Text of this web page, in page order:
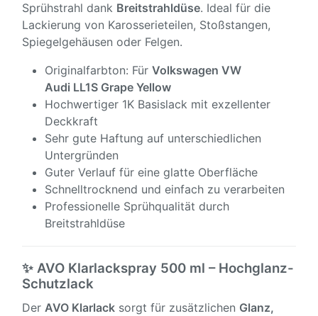
Sprühstrahl dank Breitstrahldüse. Ideal für die
Lackierung von Karosserieteilen, Stoßstangen,
Spiegelgehäusen oder Felgen.
Originalfarbton: Für Volkswagen VW
Audi LL1S Grape Yellow
Hochwertiger 1K Basislack mit exzellenter
Deckkraft
Sehr gute Haftung auf unterschiedlichen
Untergründen
Guter Verlauf für eine glatte Oberfläche
Schnelltrocknend und einfach zu verarbeiten
Professionelle Sprühqualität durch
Breitstrahldüse
✨ AVO Klarlackspray 500 ml – Hochglanz-
Schutzlack
Der AVO Klarlack sorgt für zusätzlichen Glanz,